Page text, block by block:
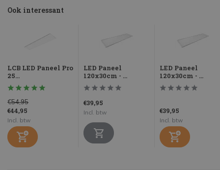
Ook interessant
LCB LED Paneel Pro
25...
€54,95
€44,95
Incl. btw
LED Paneel
120x30cm - ...
€39,95
Incl. btw
LED Paneel
120x30cm - ...
€39,95
Incl. btw